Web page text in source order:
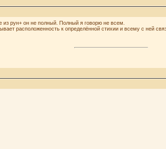
из рун+ он не полный. Полный я говорю не всем.
расположенность к определённой стихии и всему с ней